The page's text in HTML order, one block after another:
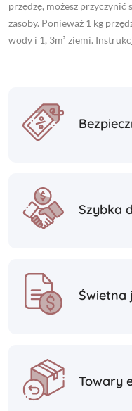
przędzę, możesz
zasoby. Ponieważ 1 kg
wody i 1, 3m² ziemi.
Szybka
Świetna
Towary